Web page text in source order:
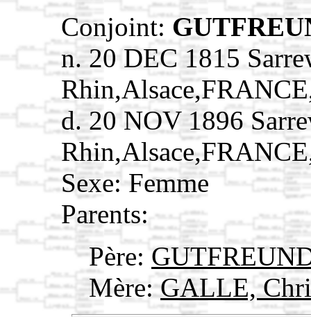
Conjoint:
n. 20 DEC 1815
d. 20 NOV 1896
Sexe: Femme
Parents:
Père:
Mère:GALLE,